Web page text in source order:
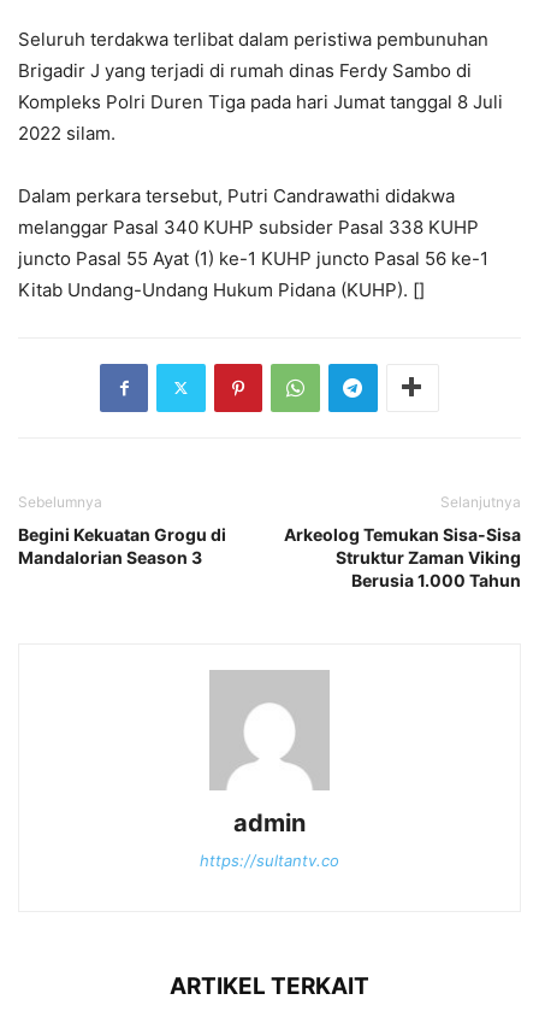
Seluruh terdakwa terlibat dalam peristiwa pembunuhan
Brigadir J yang terjadi di rumah dinas Ferdy Sambo di
Kompleks Polri Duren Tiga pada hari Jumat tanggal 8 Juli
2022 silam.
Dalam perkara tersebut, Putri Candrawathi didakwa
melanggar Pasal 340 KUHP subsider Pasal 338 KUHP
juncto Pasal 55 Ayat (1) ke-1 KUHP juncto Pasal 56 ke-1
Kitab Undang-Undang Hukum Pidana (KUHP). []
Sebelumnya
Begini Kekuatan Grogu di
Mandalorian Season 3
Selanjutnya
Arkeolog Temukan Sisa-Sisa
Struktur Zaman Viking
Berusia 1.000 Tahun
admin
https://sultantv.co
ARTIKEL TERKAIT